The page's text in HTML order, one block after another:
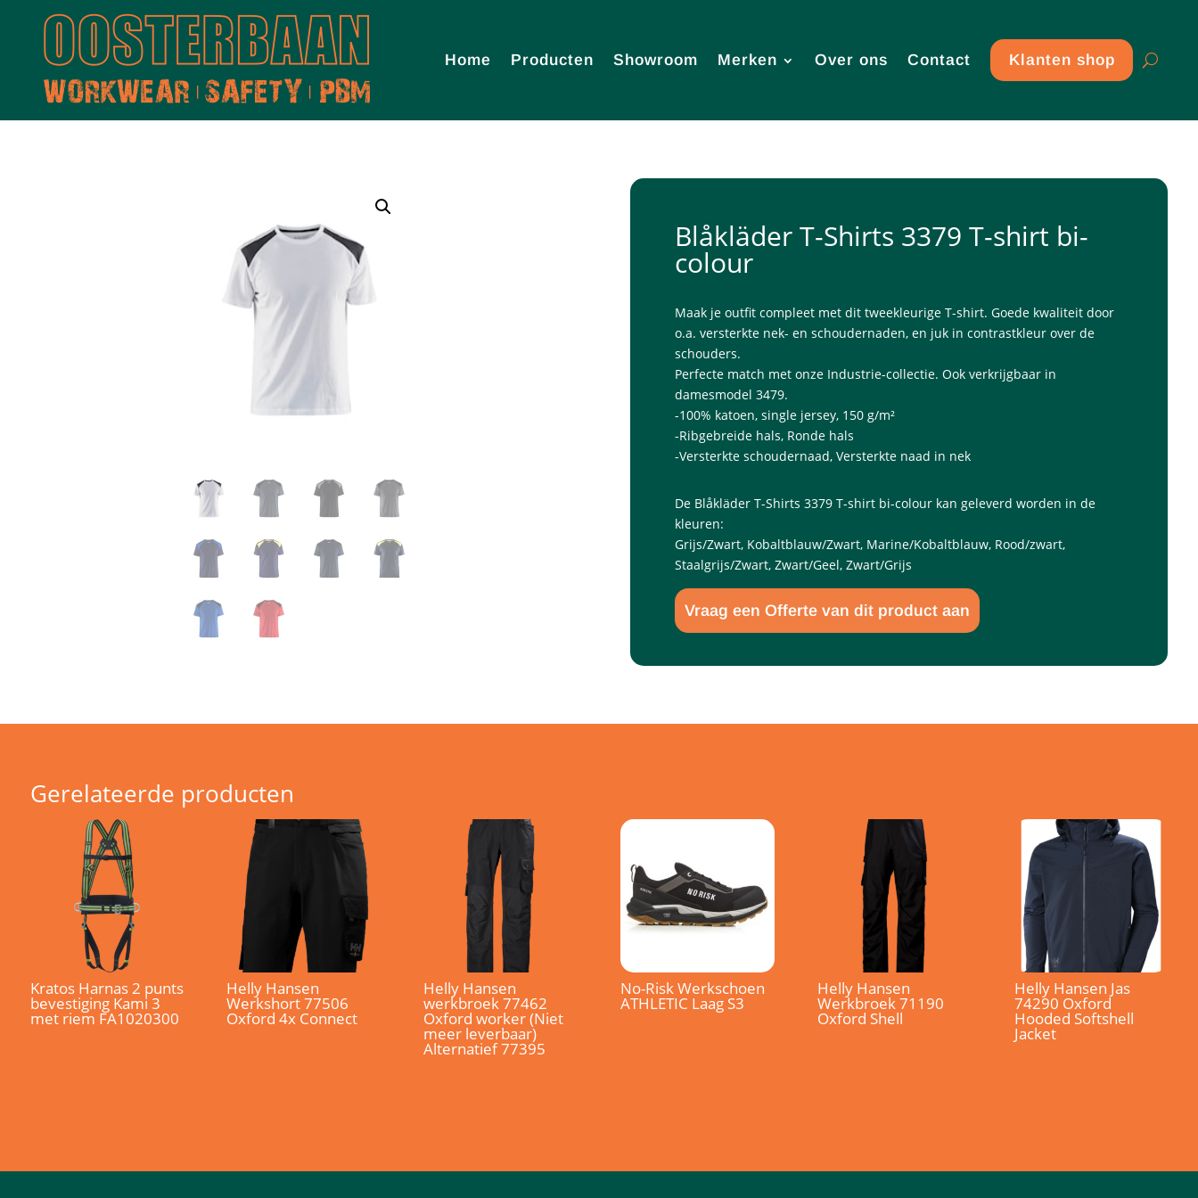
Home Producten Showroom Merken Over ons Contact Klanten shop
Blåkläder T-Shirts 3379 T-shirt bi-
colour
Maak je outfit compleet met dit tweekleurige T-shirt. Goede kwaliteit door
o.a. versterkte nek- en schoudernaden, en juk in contrastkleur over de
schouders.
Perfecte match met onze Industrie-collectie. Ook verkrijgbaar in
damesmodel 3479.
-100% katoen, single jersey, 150 g/m²
-Ribgebreide hals, Ronde hals
-Versterkte schoudernaad, Versterkte naad in nek
De Blåkläder T-Shirts 3379 T-shirt bi-colour kan geleverd worden in de
kleuren:
Grijs/Zwart, Kobaltblauw/Zwart, Marine/Kobaltblauw, Rood/zwart,
Staalgrijs/Zwart, Zwart/Geel, Zwart/Grijs
Vraag een Offerte van dit product aan
Gerelateerde producten
Kratos Harnas 2 punts
bevestiging Kami 3
met riem FA1020300
Helly Hansen
Werkshort 77506
Oxford 4x Connect
Helly Hansen
werkbroek 77462
Oxford worker (Niet
meer leverbaar)
Alternatief 77395
No-Risk Werkschoen
ATHLETIC Laag S3
Helly Hansen
Werkbroek 71190
Oxford Shell
Helly Hansen Jas
74290 Oxford
Hooded Softshell
Jacket